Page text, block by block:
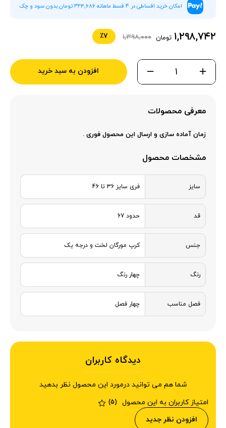
امکان خرید اقساطی در 4 قسط ماهانه ۳۲۴,۶۸۶ تومان بدون سود و چک
۱,۲۹۸,۷۴۲ تومان ۱,۳۹۸,۰۰۰ ٪۷
افزودن به سبد خرید
معرفی محصولات
زمان آماده سازی و ارسال این محصول فوری .
مشخصات محصول
سایز فری سایز 36 تا 46
قد حدود 67
جنس کرپ مورگان لخت و درجه یک
رنگ چهار رنگ
فصل مناسب چهار فصل
دیدگاه کاربران
شما هم می توانید درمورد این محصول نظر بدهید
امتیاز کاربران به این محصول
(5)
افزودن نظر جدید